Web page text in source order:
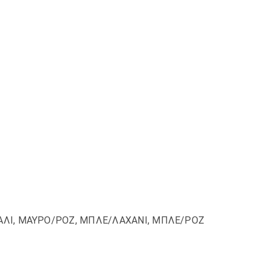
ΜΑΥΡΟ/ΡΟΖ, ΜΠΛΕ/ΛΑΧΑΝΙ, ΜΠΛΕ/ΡΟΖ